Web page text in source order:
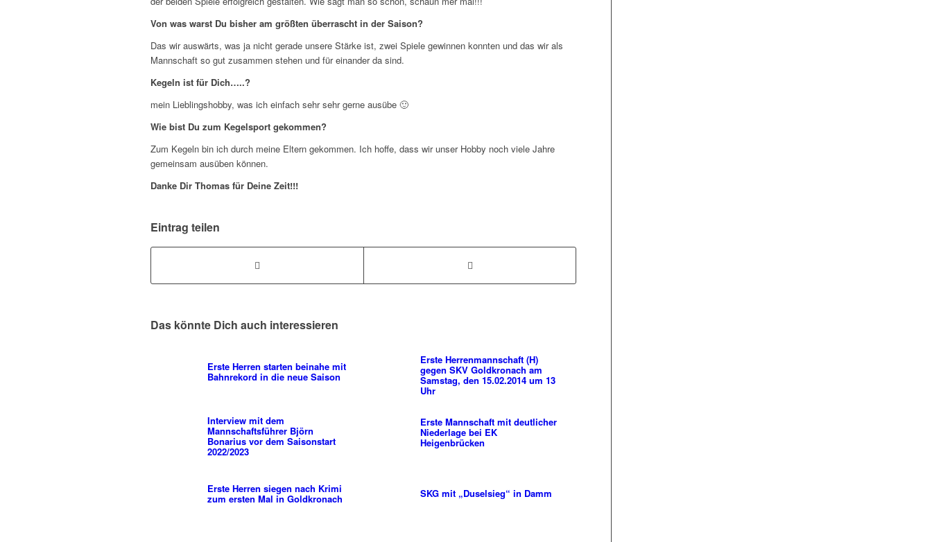
Von was warst Du bisher am größten überrascht in der Saison?
Das wir auswärts, was ja nicht gerade unsere Stärke ist, zwei Spiele gewinnen konnten und das wir als
Mannschaft so gut zusammen stehen und für einander da sind.
Kegeln ist für Dich…..?
mein Lieblingshobby, was ich einfach sehr sehr gerne ausübe 🙂
Wie bist Du zum Kegelsport gekommen?
Zum Kegeln bin ich durch meine Eltern gekommen. Ich hoffe, dass wir unser Hobby noch viele Jahre
gemeinsam ausüben können.
Danke Dir Thomas für Deine Zeit!!!
Eintrag teilen
Das könnte Dich auch interessieren
Erste Herren starten beinahe mit
Bahnrekord in die neue Saison
Erste Herrenmannschaft (H)
gegen SKV Goldkronach am
Samstag, den 15.02.2014 um 13
Uhr
Interview mit dem
Mannschaftsführer Björn
Bonarius vor dem Saisonstart
2022/2023
Erste Mannschaft mit deutlicher
Niederlage bei EK
Heigenbrücken
Erste Herren siegen nach Krimi
zum ersten Mal in Goldkronach SKG mit „Duselsieg“ in Damm